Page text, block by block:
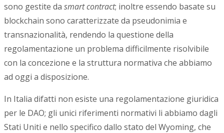
sono gestite da smart contract; inoltre essendo basate su
blockchain sono caratterizzate da pseudonimia e
transnazionalità, rendendo la questione della
regolamentazione un problema difficilmente risolvibile
con la concezione e la struttura normativa che abbiamo
ad oggi a disposizione.
In Italia difatti non esiste una regolamentazione giuridica
per le DAO; gli unici riferimenti normativi li abbiamo dagli
Stati Uniti e nello specifico dallo stato del Wyoming, che